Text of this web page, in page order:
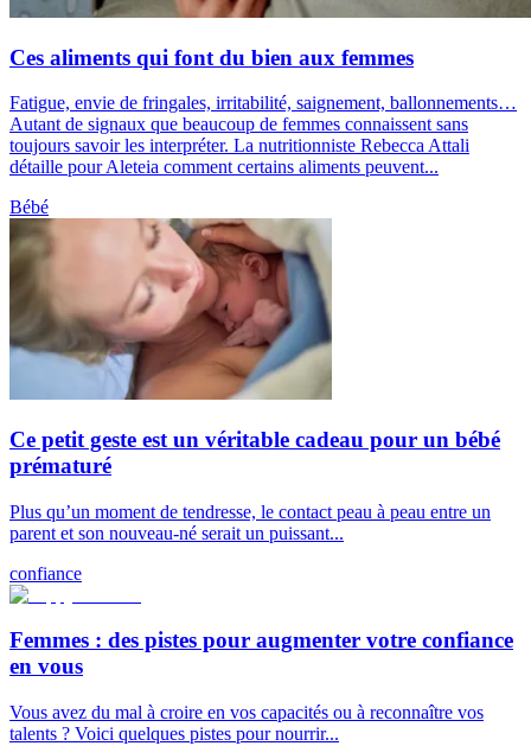
Ces aliments qui font du bien aux femmes
Fatigue, envie de fringales, irritabilité, saignement, ballonnements…
Autant de signaux que beaucoup de femmes connaissent sans
toujours savoir les interpréter. La nutritionniste Rebecca Attali
détaille pour Aleteia comment certains aliments peuvent...
Bébé
Ce petit geste est un véritable cadeau pour un bébé
prématuré
Plus qu’un moment de tendresse, le contact peau à peau entre un
parent et son nouveau-né serait un puissant...
confiance
Femmes : des pistes pour augmenter votre confiance
en vous
Vous avez du mal à croire en vos capacités ou à reconnaître vos
talents ? Voici quelques pistes pour nourrir...